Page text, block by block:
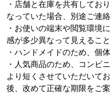
・店舗と在庫を共有してお
なっていた場合、別途ご連
・お使いの端末や閲覧環境
感が多少異なって見えるこ
・ハンドメイドのため、個
・人気商品のため、コンビ
より短くさせていただいて
後、改めて正確な期限をご